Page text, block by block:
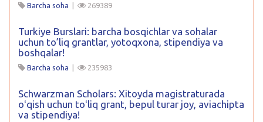
Barcha soha | 269389
Turkiye Burslari: barcha bosqichlar va sohalar
uchun to’liq grantlar, yotoqxona, stipendiya va
boshqalar!
Barcha soha | 235983
Schwarzman Scholars: Xitoyda magistraturada
oʻqish uchun toʻliq grant, bepul turar joy, aviachipta
va stipendiya!